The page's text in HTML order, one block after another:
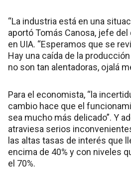
“La industria está en una
aportó Tomás Canosa, jefe
en UIA. “Esperamos que se
Hay una caída de la
no son tan alentadoras, ojalá
Para el economista, “la
cambio hace que el
sea mucho más delicado”. Y
atraviesa serios
las altas tasas de interés que
encima de 40% y con niveles
el 70%.